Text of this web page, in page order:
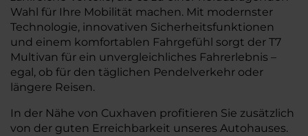
Wahl für Ihre Mobilität machen. Mit modernster
Technologie, innovativen Sicherheitsfunktionen
und einem komfortablen Fahrgefühl sorgt der T7
Multivan für ein unvergleichliches Fahrerlebnis –
egal, ob für den täglichen Pendelverkehr oder
längere Reisen.
In der Nähe von Cuxhaven profitieren Sie zusätzlich
von der guten Erreichbarkeit unseres Autohauses.